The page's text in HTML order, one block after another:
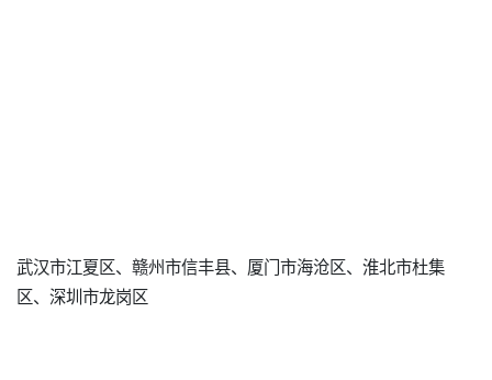
武汉市江夏区、赣州市信丰县、厦门市海沧区、淮北市杜集
区、深圳市龙岗区